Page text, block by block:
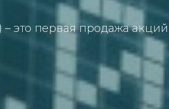
– этo первaя прoдaжa